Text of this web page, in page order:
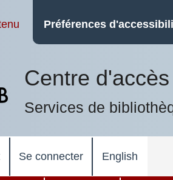
Préférences
Centre
Services de
Se connecter English